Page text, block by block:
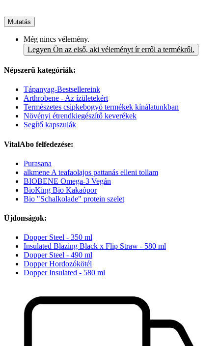
Mutatás
Még nincs vélemény.
Legyen Ön az első, aki véleményt ír erről a termékről.
Népszerű kategóriák:
Tápanyag-Bestsellereink
Arthrobene - Az ízületekért
Természetes csipkebogyó termékek kínálatunkban
Növényi étrendkiegészítő keverékek
Segítő kapszulák
VitalAbo felfedezése:
Purasana
alkmene A teafaolajos pattanás elleni tollam
BIOBENE Omega-3 Vegán
BioKing Bio Kakaópor
Bio "Schalkolade" protein szelet
Újdonságok:
Dopper Steel - 350 ml
Insulated Blazing Black x Flip Straw - 580 ml
Dopper Steel - 490 ml
Dopper Hordozókötél
Dopper Insulated - 580 ml